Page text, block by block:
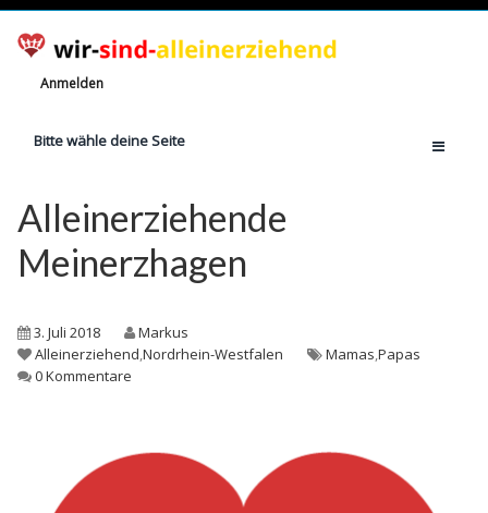
Anmelden
Bitte wähle deine Seite
Jetzt registrieren!
Ratgeber
Finanzielle Hilfe
Witze
Alleinerziehende
Meinerzhagen
3. Juli 2018
Markus
Alleinerziehend,Nordrhein-Westfalen Mamas,Papas
0 Kommentare